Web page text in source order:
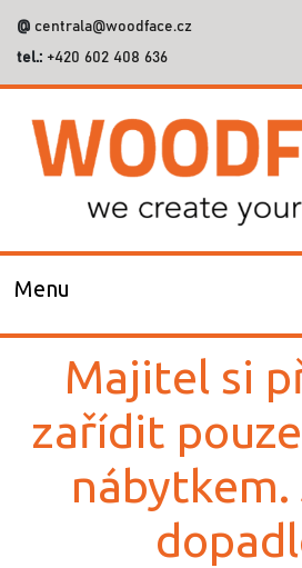
@ centrala@woodface.cz
tel.: +420 602 408 636
Menu
Majitel si
zařídit
nábytkem.